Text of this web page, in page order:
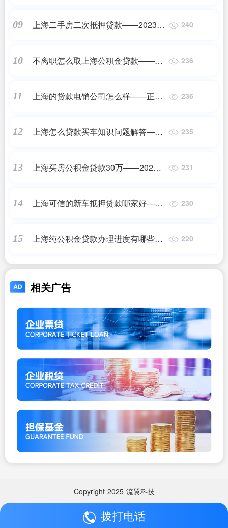
09
上海二手房二次抵押贷款——2023最
240
10
不离职怎么取上海公积金贷款——正
236
11
上海的贷款电销公司怎么样——正规
236
12
上海怎么贷款买车知识问题解答——
235
13
上海买房公积金贷款30万——2023最
231
14
上海可信的新车抵押贷款哪家好——
230
15
上海纯公积金贷款办理进度有哪些
220
相关广告
Copyright 2025 流翼科技
拨打电话
Copyright 2025 流翼科技